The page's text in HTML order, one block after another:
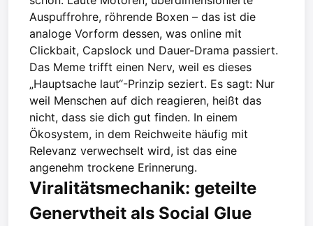
Auspuffrohre, röhrende Boxen – das ist die
analoge Vorform dessen, was online mit
Clickbait, Capslock und Dauer-Drama passiert.
Das Meme trifft einen Nerv, weil es dieses
„Hauptsache laut“-Prinzip seziert. Es sagt: Nur
weil Menschen auf dich reagieren, heißt das
nicht, dass sie dich gut finden. In einem
Ökosystem, in dem Reichweite häufig mit
Relevanz verwechselt wird, ist das eine
angenehm trockene Erinnerung.
Viralitätsmechanik: geteilte
Genervtheit als Social Glue